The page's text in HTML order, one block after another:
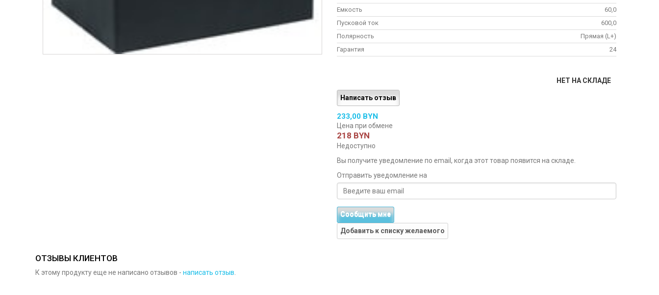
Емкость
60,0
Пусковой ток
600,0
Полярность
Прямая (L+)
Гарантия
24
НЕТ НА СКЛАДЕ
Написать отзыв
233,00 BYN
Цена при обмене
218 BYN
Недоступно
Вы получите уведомление по email, когда этот товар появится на складе.
Отправить уведомление на
Сообщить мне
Добавить к списку желаемого
ОТЗЫВЫ КЛИЕНТОВ
К этому продукту еще не написано отзывов - написать отзыв.